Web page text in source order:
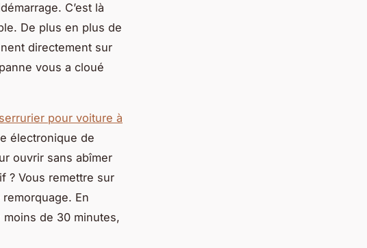
C’est là
De plus en plus de
directement sur
vous a cloué
serrurier pour voiture à
électronique de
ouvrir sans abîmer
? Vous remettre sur
En
de 30 minutes,